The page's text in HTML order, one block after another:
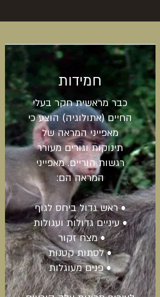
כבר מראשית חקר בעלי
החיים (אתולוגיה) הוצע כי
מאפייני המראה של
תינוקות וגורים מעורר
רגשות הוריים. מאפייני
המראה הם:
• ראש גדול ביחס לגוף
• עיניים גדולות ועגולות
• מצח זקור
• לסתות קטנות
• פנים מעוגלות
חמידות